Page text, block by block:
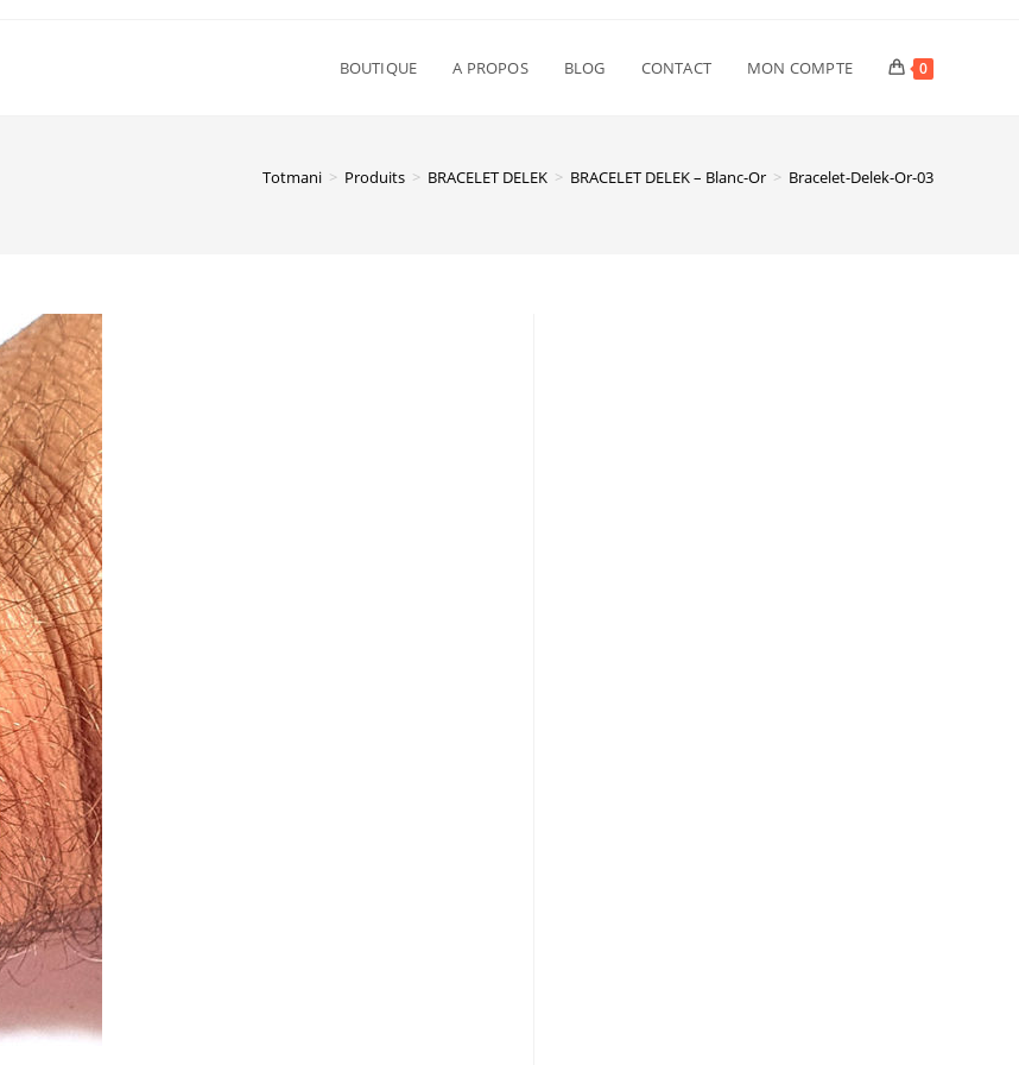
BOUTIQUE A PROPOS BLOG CONTACT MON COMPTE 0
Totmani > Produits > BRACELET DELEK > BRACELET DELEK – Blanc-Or > Bracelet-Delek-Or-03